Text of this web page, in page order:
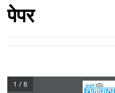
पेपर
1 / 8